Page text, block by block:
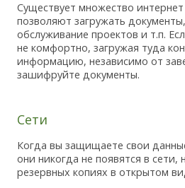
Существует множество
позволяют загружать
обслуживание проектов и т.п.
не комфортно, загружая туда
информацию, независимо от
зашифруйте документы.
Сети
Когда вы защищаете свои
они никогда не появятся в сети,
резервных копиях в открытом